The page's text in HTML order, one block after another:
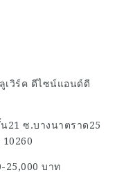
ดีไซน์แอนด์ดี
21 ซ.บางนาตราด25
บาท